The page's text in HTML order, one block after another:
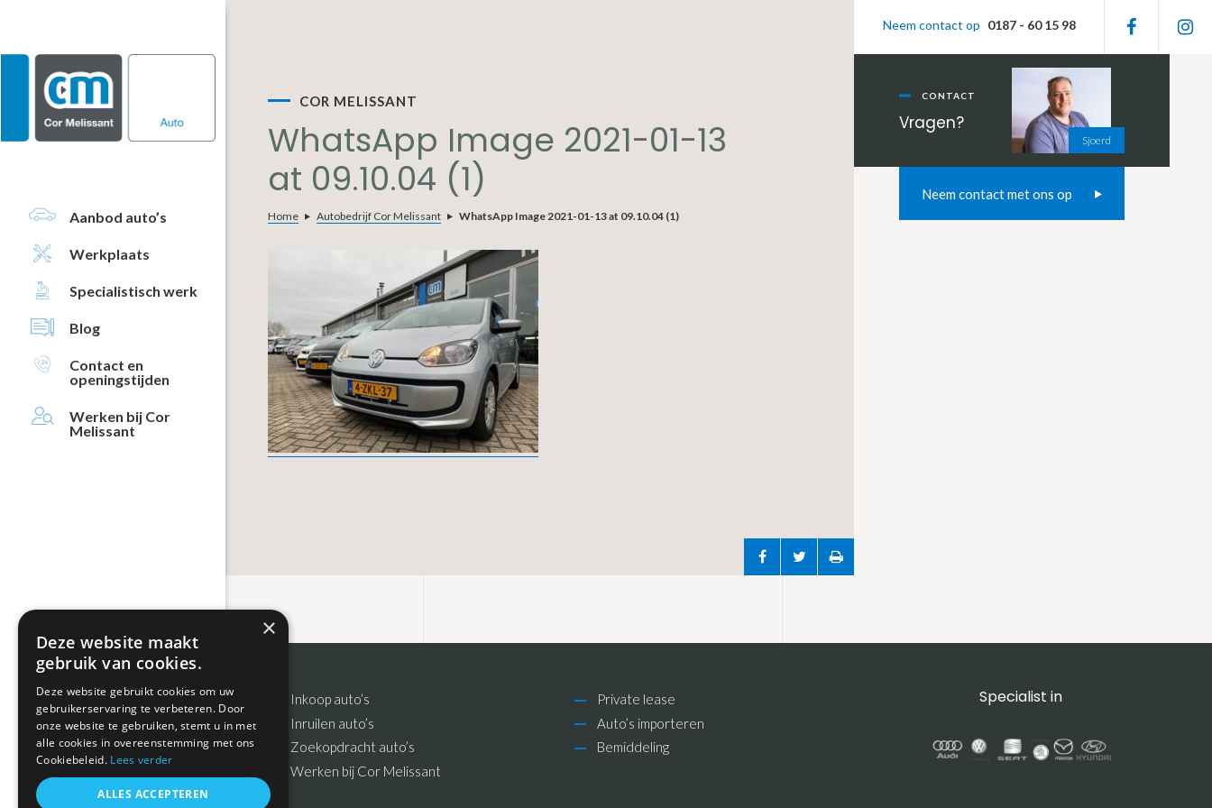
de
de
sidebar
de
voettekst
Aanbod auto’s
Werkplaats
Specialistisch werk
Blog
Contact en
openingstijden
Werken bij Cor
Melissant
Neem contact op 0187 - 60 15 98
COR MELISSANT
WhatsApp Image 2021-01-13
at 09.10.04 (1)
Home Autobedrijf Cor Melissant WhatsApp Image 2021-01-13 at 09.10.04 (1)
Primaire
Sidebar
Sjoerd
CONTACT
Vragen?
Neem contact met ons op
FooterInkoop auto’s
Inruilen auto’s
Zoekopdracht auto’s
Werken bij Cor Melissant
Private lease
Auto’s importeren
Bemiddeling
Specialist in
×
Deze website maakt
gebruik van cookies.
Deze website gebruikt cookies om uw
gebruikerservaring te verbeteren. Door
onze website te gebruiken, stemt u in met
alle cookies in overeenstemming met ons
Cookiebeleid. Lees verder
ALLES ACCEPTEREN